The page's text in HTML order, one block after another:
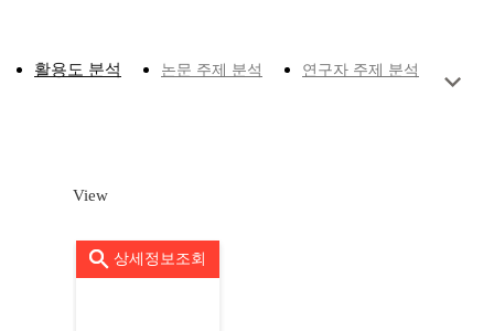
활용도 분석 논문 주제 분석 연구자 주제 분석
View
상세정보조회